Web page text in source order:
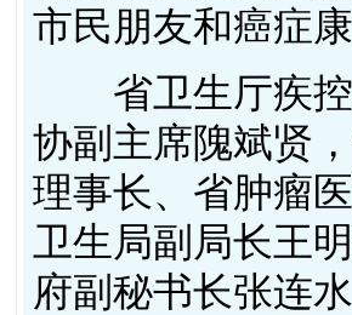
市民朋友和癌症
省卫生厅疾控
协副主席隗斌贤
理事长、省肿瘤
卫生局副局长王
府副秘书长张连